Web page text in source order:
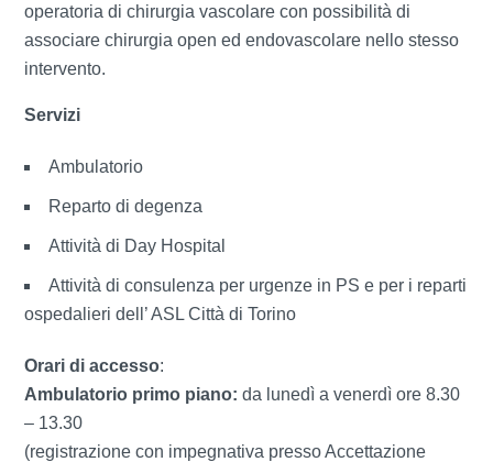
operatoria di chirurgia vascolare con possibilità di
associare chirurgia open ed endovascolare nello stesso
intervento.
Servizi
Ambulatorio
Reparto di degenza
Attività di Day Hospital
Attività di consulenza per urgenze in PS e per i reparti
ospedalieri dell’ ASL Città di Torino
Orari di accesso:
Ambulatorio primo piano: da lunedì a venerdì ore 8.30
– 13.30
(registrazione con impegnativa presso Accettazione